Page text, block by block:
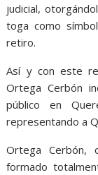
judicial,
toga como
retiro.
Así y con este
Ortega Cerbón
público en
representando a
Ortega Cerbón,
formado